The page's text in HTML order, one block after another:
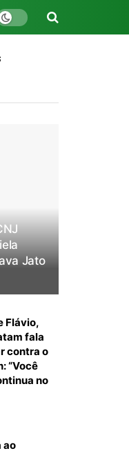
Jato
Flávio,
fala
contra o
“Você
no
ao